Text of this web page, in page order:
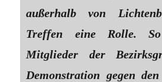
außerhalb von
Treffen eine Rolle.
Mitglieder der
Demonstration gegen